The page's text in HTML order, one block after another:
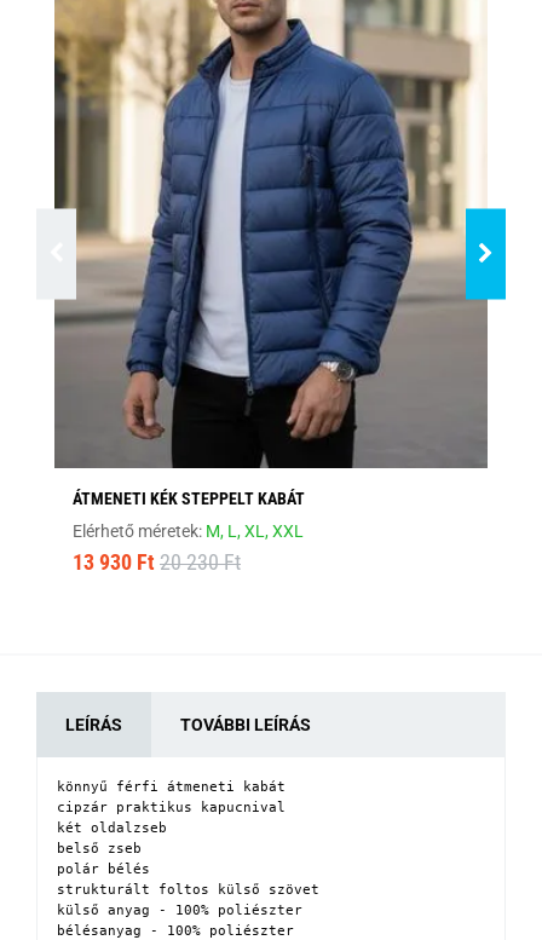
ÁTMENETI KÉK STEPPELT KABÁT
Elérhető méretek: M, L,XL,XXL
13 930 Ft 20 230 Ft
LEÍRÁS TOVÁBBI LEÍRÁS
könnyű férfi átmeneti kabát
cipzár praktikus kapucnival
két oldalzseb
belső zseb
polár bélés
strukturált foltos külső szövet
külső anyag - 100% poliészter
bélésanyag - 100% poliészter